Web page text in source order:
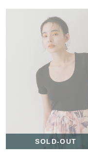
SOLD-OUT